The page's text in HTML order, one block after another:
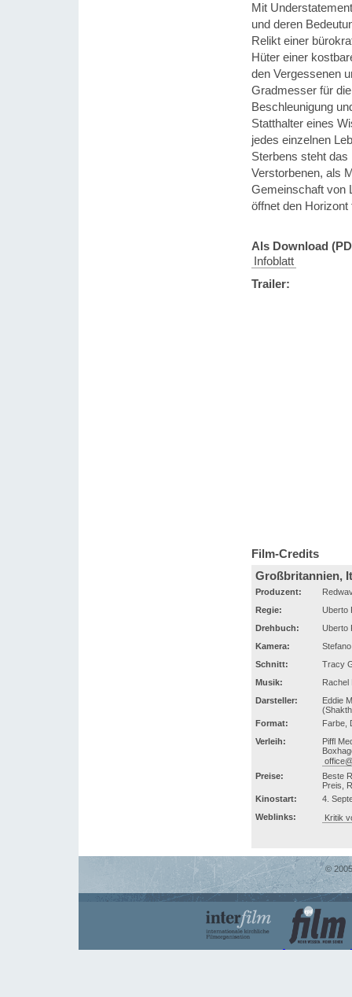
Mit
und deren
Relikt einer
Hüter einer
den Vergessenen
Gradmesser für
Beschleunigung
Statthalter eines
jedes einzelnen
Sterbens steht
Verstorbenen, als
Gemeinschaft von
öffnet den
Als Download
Infoblatt
Trailer:
Film-Credits
Großbritannien,
Produzent:
Regie:
Uberto
Drehbuch:
Uberto
Kamera:
Schnitt:
Tracy
Musik:
Rachel
Darsteller:
Eddie
Format:
Farbe,
Verleih:
Piffl
Preise:
Beste
Preis,
Kinostart:
4.
Weblinks:
Kritik
©